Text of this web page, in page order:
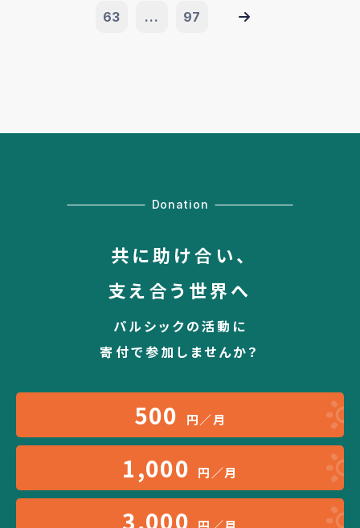
63 ... 97
Donation
共に助け合い、
支え合う世界へ
パルシックの活動に
寄付で参加しませんか？
500 円／月
1,000 円／月
3,000